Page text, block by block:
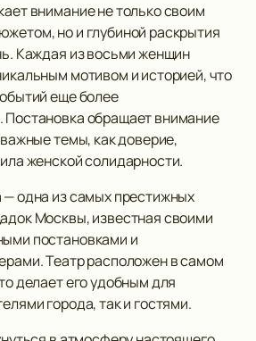
внимание не только своим
но и глубиной раскрытия
Каждая из восьми женщин
мотивом и историей, что
еще более
обращает внимание
темы, как доверие,
женской солидарности.
одна из самых престижных
Москвы, известная своими
постановками и
Театр расположен в самом
делает его удобным для
города, так и гостями.